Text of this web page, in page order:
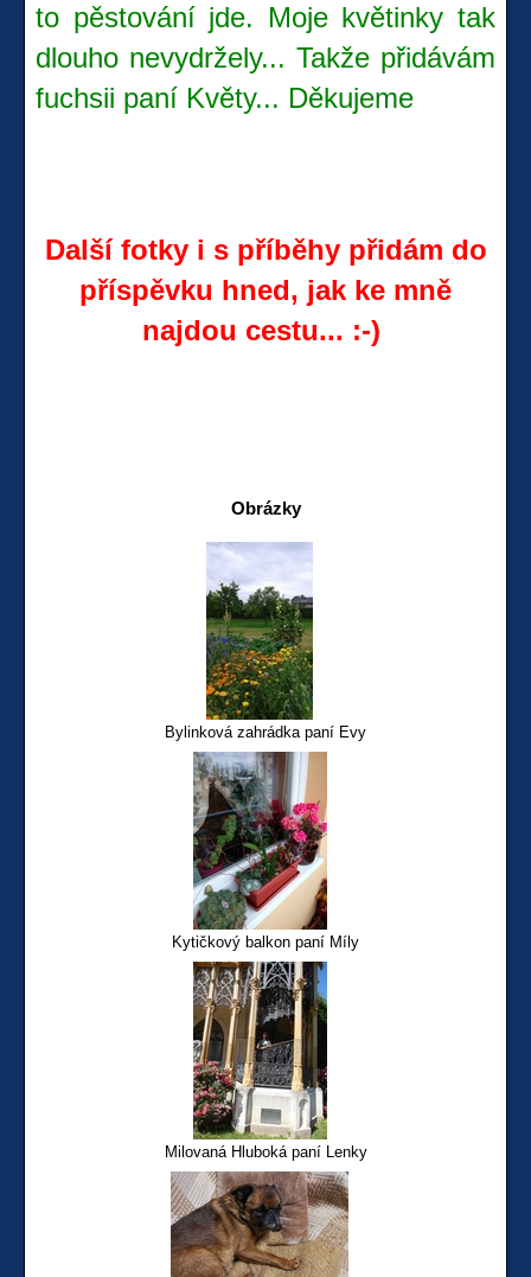
to pěstování jde. Moje květinky tak
dlouho nevydržely... Takže přidávám
fuchsii paní Květy... Děkujeme
Další fotky i s příběhy přidám do
příspěvku hned, jak ke mně
najdou cestu... :-)
Obrázky
Bylinková zahrádka paní Evy
Kytičkový balkon paní Míly
Milovaná Hluboká paní Lenky